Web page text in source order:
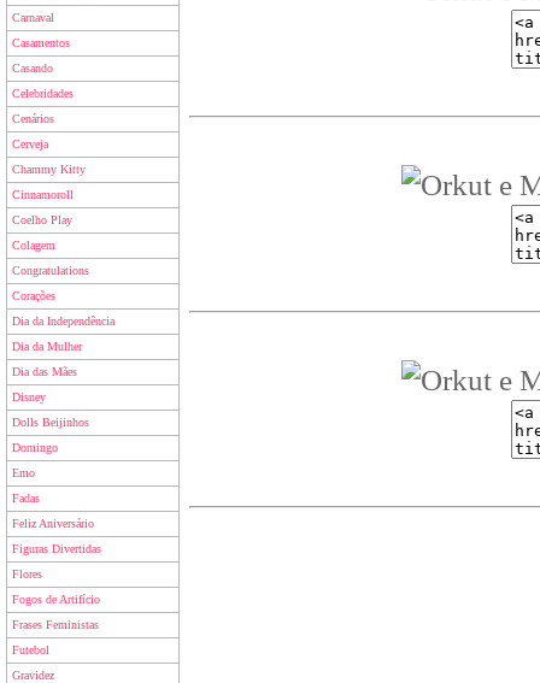
Carnaval
Casamentos
Casando
Celebridades
Cenários
Cerveja
Chammy Kitty
Cinnamoroll
Coelho Play
Colagem
Congratulations
Corações
Dia da Independência
Dia da Mulher
Dia das Mães
Disney
Dolls Beijinhos
Domingo
Emo
Fadas
Feliz Aniversário
Figuras Divertidas
Flores
Fogos de Artifício
Frases Feministas
Futebol
Gravidez